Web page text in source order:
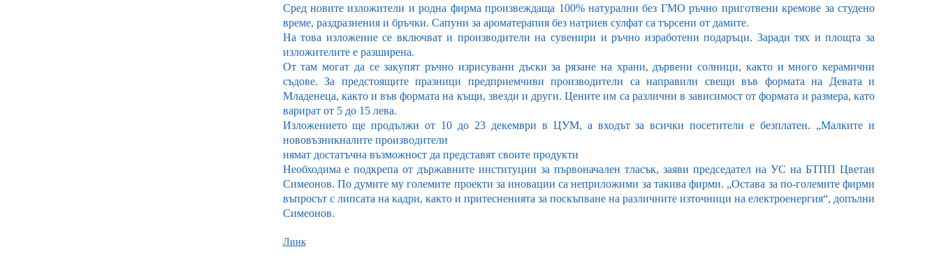
Сред новите изложители и родна фирма произвеждаща 100% натурални без ГМО ръчно приготвени кремове за студено
време, раздразнения и бръчки. Сапуни за ароматерапия без натриев сулфат са търсени от дамите.
На това изложение се включват и производители на сувенири и ръчно изработени подаръци. Заради тях иплощта за
изложителите е разширена.
От там могат да се закупят ръчно изрисувани дъски за рязане на храни, дървени солници, както и много керамични
съдове. За предстоящите празници предприемчиви производители са направили свещи във формата на Девата и
Младенеца, както и във формата на къщи, звезди и други. Цените им са различни в зависимост от формата и размера, като
варират от 5 до 15 лева.
Изложението ще продължи от 10 до 23 декември в ЦУМ, а входът за всички посетители е безплатен. „Малките и
нововъзникналите производители
нямат достатъчна възможност да представят своите продукти
Необходима е подкрепа от държавните институции за първоначален тласък, заяви председател на УС на БТПП Цветан
Симеонов. По думите му големите проекти за иновации са неприложими за такива фирми. „Остава за по-големите фирми
въпросът с липсата на кадри, както и притесненията за поскъпване на различните източници на електроенергия“, допълни
Симеонов.
Линк